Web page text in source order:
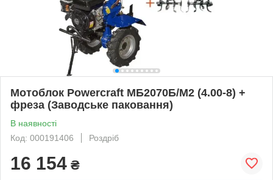
Мотоблок Powercraft МБ2070Б/М2 (4.00-8) +
фреза (Заводське паковання)
В наявності
Код: 000191406
Роздріб
16 154 ₴